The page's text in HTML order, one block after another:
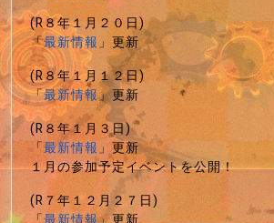
(R８年１月２０日)
「最新情報」更新
(R８年１月１２日)
「最新情報」更新
(R８年１月３日)
「最新情報」更新
１月の参加予定イベントを公開！
(R７年１２月２７日)